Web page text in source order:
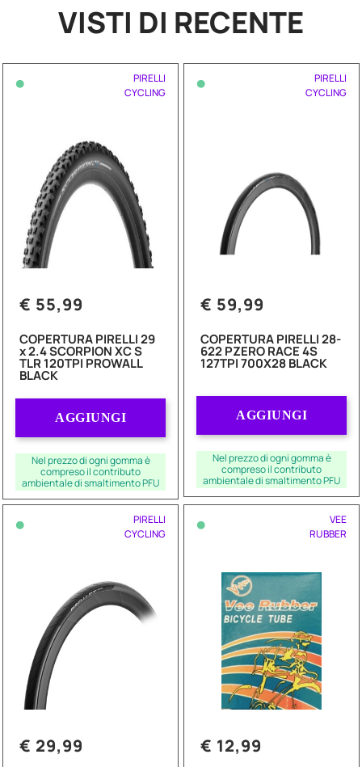
VISTI DI RECENTE
•
PIRELLI
CYCLING
€ 55,99
COPERTURA PIRELLI 29
x 2.4 SCORPION XC S
TLR 120TPI PROWALL
BLACK
AGGIUNGI
Nel prezzo di ogni gomma è
compreso il contributo
ambientale di smaltimento PFU
•
PIRELLI
CYCLING
€ 59,99
COPERTURA PIRELLI 28-
622 PZERO RACE 4S
127TPI 700X28 BLACK
AGGIUNGI
Nel prezzo di ogni gomma è
compreso il contributo
ambientale di smaltimento PFU
•
PIRELLI
CYCLING
€ 29,99
•
VEE
RUBBER
€ 12,99